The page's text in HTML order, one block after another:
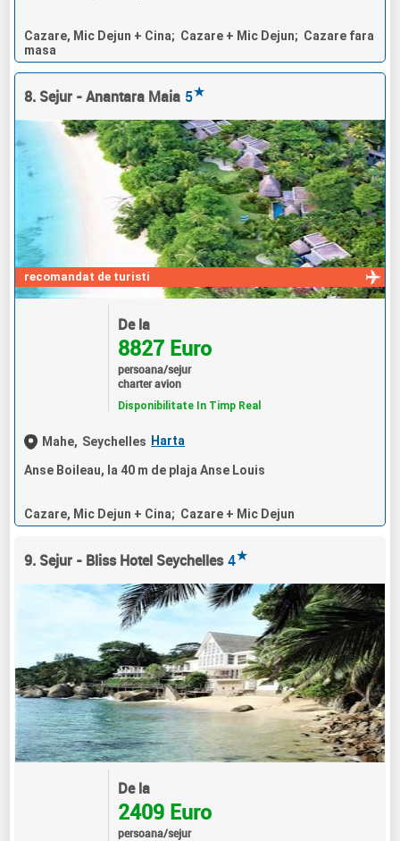
Cazare, Mic Dejun + Cina; Cazare + Mic Dejun; Cazare fara
masa
8. Sejur - Anantara Maia 5★
recomandat de turisti
De la
8827 Euro
persoana/sejur
charter avion
Disponibilitate In Timp Real
Mahe, Seychelles Harta
Anse Boileau, la 40 m de plaja Anse Louis
Cazare, Mic Dejun + Cina; Cazare + Mic Dejun
9. Sejur - Bliss Hotel Seychelles 4★
De la
2409 Euro
persoana/sejur